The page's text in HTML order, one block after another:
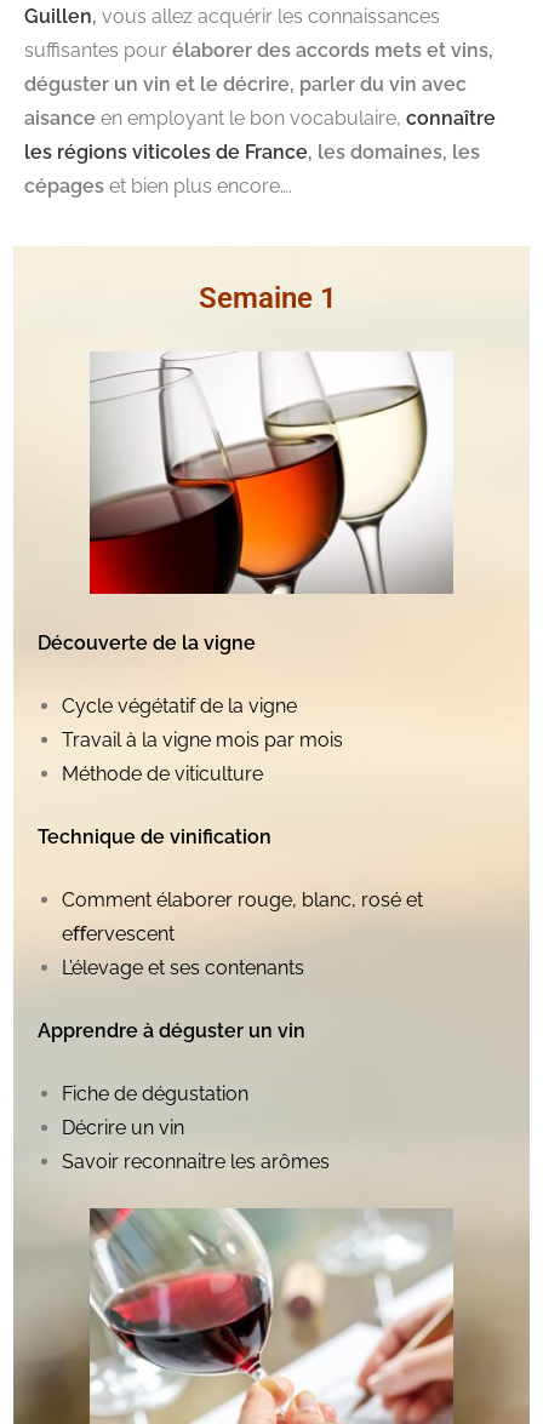
Guillen, vous allez acquérir les connaissances
suffisantes pour élaborer des accords mets et vins,
déguster un vin et le décrire, parler du vin avec
aisance en employant le bon vocabulaire, connaître
les régions viticoles de France, les domaines, les
cépages et bien plus encore….
Semaine 1
Découverte de la vigne
Cycle végétatif de la vigne
Travail à la vigne mois par mois
Méthode de viticulture
Technique de vinification
Comment élaborer rouge, blanc, rosé et
eﬀervescent
L’élevage et ses contenants
Apprendre à déguster un vin
Fiche de dégustation
Décrire un vin
Savoir reconnaitre les arômes